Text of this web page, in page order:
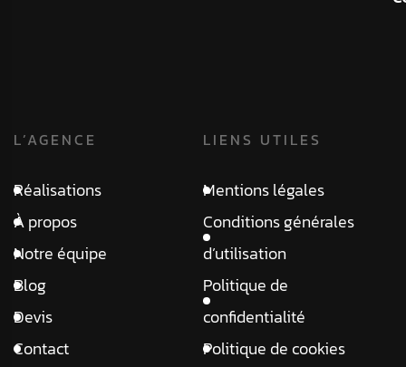
L’AGENCE
Réalisations
À propos
Notre équipe
Blog
Devis
Contact
LIENS UTILES
Mentions légales
Conditions générales
d’utilisation
Politique de
confidentialité
Politique de cookies